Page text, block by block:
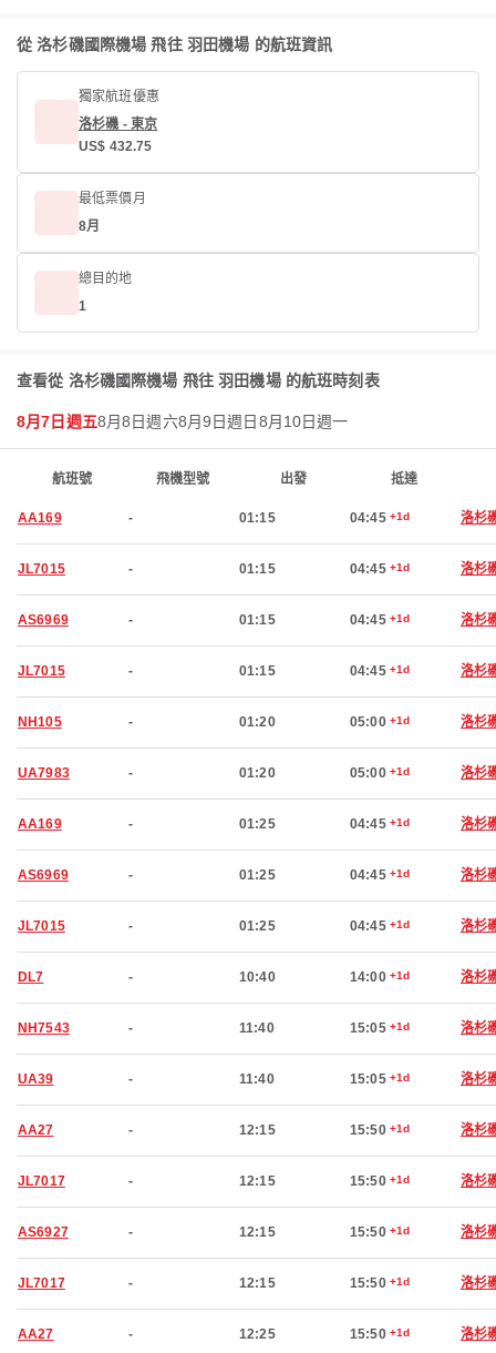
從 洛杉磯國際機場 飛往 羽田機場 的航班資訊
獨家航班優惠
洛杉磯 - 東京
US$ 432.75
最低票價月
8月
總目的地
1
查看從 洛杉磯國際機場 飛往 羽田機場 的航班時刻表
8月7日週五8月8日週六8月9日週日 8月10日週一
航班號 飛機型號 出發 抵達
AA169 - 01:15 04:45 +1d 洛杉
JL7015 - 01:15 04:45 +1d 洛杉
AS6969 - 01:15 04:45 +1d 洛杉
JL7015 - 01:15 04:45 +1d 洛杉
NH105 - 01:20 05:00 +1d 洛杉
UA7983 - 01:20 05:00 +1d 洛杉
AA169 - 01:25 04:45 +1d 洛杉
AS6969 - 01:25 04:45 +1d 洛杉
JL7015 - 01:25 04:45 +1d 洛杉
DL7 - 10:40 14:00 +1d 洛杉
NH7543 - 11:40 15:05 +1d 洛杉
UA39 - 11:40 15:05 +1d 洛杉
AA27 - 12:15 15:50 +1d 洛杉
JL7017 - 12:15 15:50 +1d 洛杉
AS6927 - 12:15 15:50 +1d 洛杉
JL7017 - 12:15 15:50 +1d 洛杉
AA27 - 12:25 15:50 +1d 洛杉